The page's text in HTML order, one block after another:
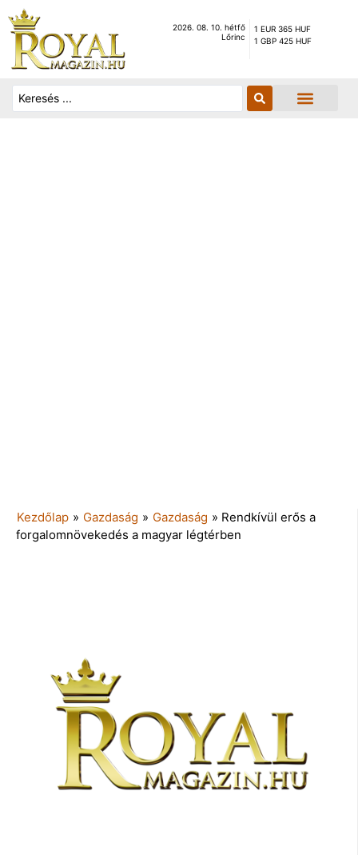
2026. 08. 10. hétfő
Lőrinc
1 EUR 365 HUF
1 GBP 425 HUF
Kezdőlap » Gazdaság » Gazdaság » Rendkívül erős a
forgalomnövekedés a magyar légtérben